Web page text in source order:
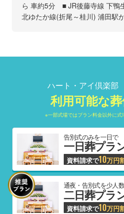
ら 車約5分 ■ JR後藤寺線 下
北ゆたか線(折尾～桂川) 浦田駅
ハート・アイ倶楽
利用可能な
※一部式場ではプラン料金以外に
告別式のみを一日で
一日葬プラ
資料請求で10万円
通夜・告別式を少人
二日葬プラ
資料請求で10万円